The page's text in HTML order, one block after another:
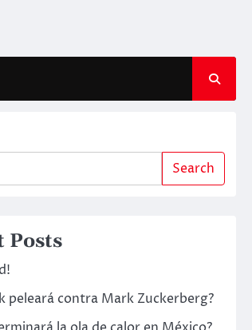
Search
Posts
peleará contra Mark Zuckerberg?